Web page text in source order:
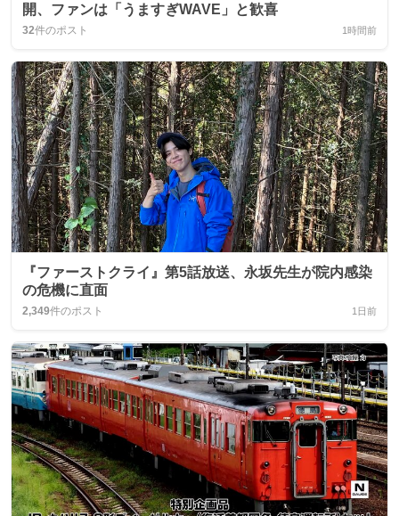
開、ファンは「うますぎWAVE」と歓喜
32件のポスト 1時間前
『ファーストクライ』第5話放送、永坂先生が院内感染
の危機に直面
2,349件のポスト 1日前